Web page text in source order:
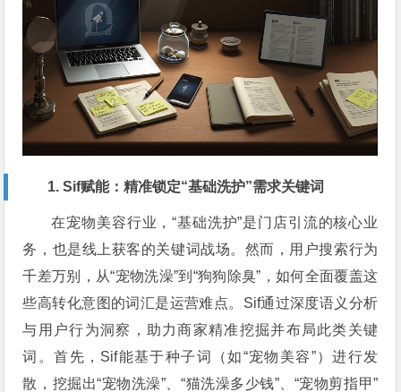
1. Sif赋能：精准锁定“基础洗护”需求关键词
在宠物美容行业，“基础洗护”是门店引流的核心业
务，也是线上获客的关键词战场。然而，用户搜索行为
千差万别，从“宠物洗澡”到“狗狗除臭”，如何全面覆盖这
些高转化意图的词汇是运营难点。Sif通过深度语义分析
与用户行为洞察，助力商家精准挖掘并布局此类关键
词。首先，Sif能基于种子词（如“宠物美容”）进行发
散，挖掘出“宠物洗澡”、“猫洗澡多少钱”、“宠物剪指甲”